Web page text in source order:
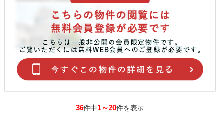
36件中1～20件を表示